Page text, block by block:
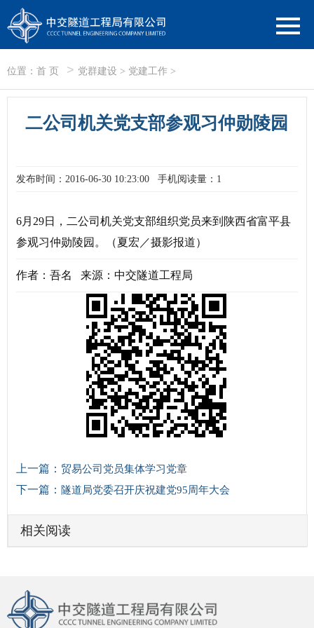
位置： 首 页 > 党群建设 > 党建工作 >
二公司机关党支部参观习仲勋陵园
发布时间：2016-06-30 10:23:00 手机阅读量：1
6月29日，二公司机关党支部组织党员来到陕西省富平县
参观习仲勋陵园。（夏宏／摄影报道）
作者：吾名 来源：中交隧道工程局
上一篇： 贸易公司党员集体学习党章
下一篇： 隧道局党委召开庆祝建党95周年大会
相关阅读